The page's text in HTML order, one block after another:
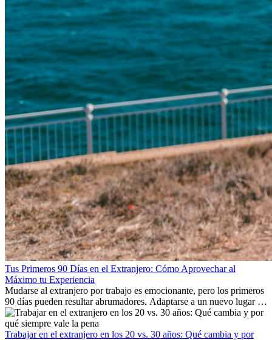
Tus Primeros 90 Días en el Extranjero: Cómo Aprovechar al
Máximo tu Experiencia
Mudarse al extranjero por trabajo es emocionante, pero los primeros
90 días pueden resultar abrumadores. Adaptarse a un nuevo lugar de
trabajo, construir una vida social, comprender la cultura local y lidiar
con la nostalgia son parte del proceso. Esta guía para expatriados te
mostrará cómo aprovechar al máximo tus primeros meses en el
Trabajar en el extranjero en los 20 vs. 30 años: Qué cambia y por